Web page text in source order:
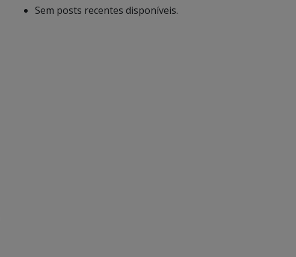
Sem posts recentes disponíveis.